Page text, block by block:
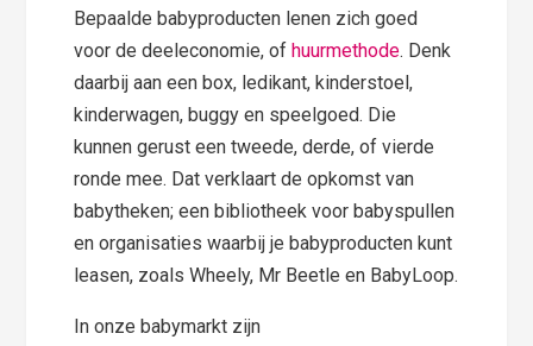
Bepaalde babyproducten lenen zich goed
voor de deeleconomie, of huurmethode. Denk
daarbij aan een box, ledikant, kinderstoel,
kinderwagen, buggy en speelgoed. Die
kunnen gerust een tweede, derde, of vierde
ronde mee. Dat verklaart de opkomst van
babytheken; een bibliotheek voor babyspullen
en organisaties waarbij je babyproducten kunt
leasen, zoals Wheely, Mr Beetle en BabyLoop.
In onze babymarkt zijn